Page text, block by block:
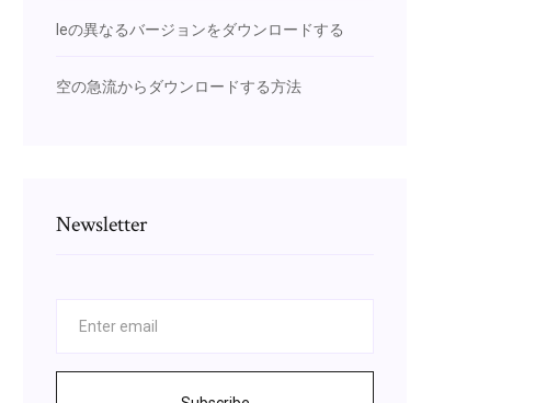
Ieの異なるバージョンをダウンロードする
空の急流からダウンロードする方法
Newsletter